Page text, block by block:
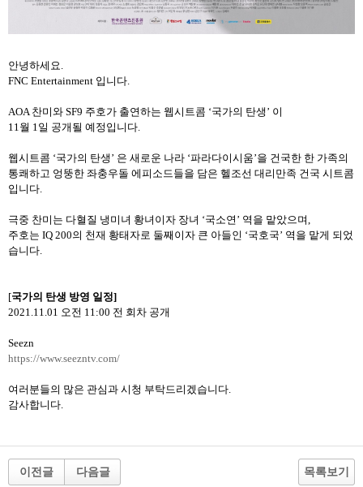
안녕하세요
FNC Entertainment 입니다
AOA 찬미와 SF9 주호가 출연하는 웹시트콤 ‘국가의 탄생 ’ 이
11 월 1 일 공개될 예정입니다
웹시트콤 ‘국가의 탄생 ’ 은 새로운 나라 ‘파라다이시움’을 건국한 한 가족의
통쾌하고 엉뚱한 좌충우돌 에피소드들을 담은 헬조선 대리만족 건국 시트콤
입니다
극중 찬미는 다혈질 냉미녀 황녀이자 장녀 ‘국소연 ’ 역을 맡았으며
주호는 IQ 200의 천재 황태자로 둘째이자 큰 아들인 ‘국호국’ 역을 맡게 되었
습니다
[국가의 탄생 방영 일정]
2021.11.01 오전 11:00 전 회차 공개
Seezn
https://www.seezntv.com/
여러분들의 많은 관심과 시청 부탁드리겠습니다
감사합니다
이전글 다음글 목록보기